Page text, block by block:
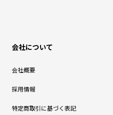
会社について
会社概要
採用情報
特定商取引に基づく表記